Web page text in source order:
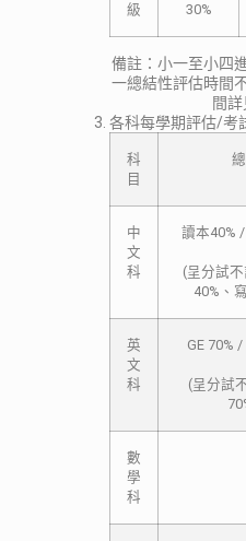
級
30%
備註：小一至小四
一總結性評估時間
間
各科每學期評估/考
科
目
中
文
科
讀本40%
(呈分試
40%、
英
文
科
GE 70%
(呈分試
數
學
科